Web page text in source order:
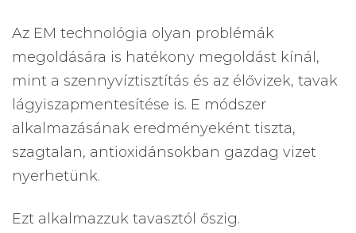
Az EM technológia olyan problémák
megoldására is hatékony megoldást kínál,
mint a szennyvíztisztítás és az élővizek, tavak
lágyiszapmentesítése is. E módszer
alkalmazásának eredményeként tiszta,
szagtalan, antioxidánsokban gazdag vizet
nyerhetünk.
Ezt alkalmazzuk tavasztól őszig.